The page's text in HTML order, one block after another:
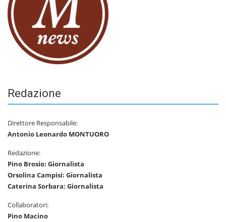
Redazione
Direttore Responsabile:
Antonio Leonardo MONTUORO
Redazione:
Pino Brosio: Giornalista
Orsolina Campisi: Giornalista
Caterina Sorbara: Giornalista
Collaboratori:
Pino Macino